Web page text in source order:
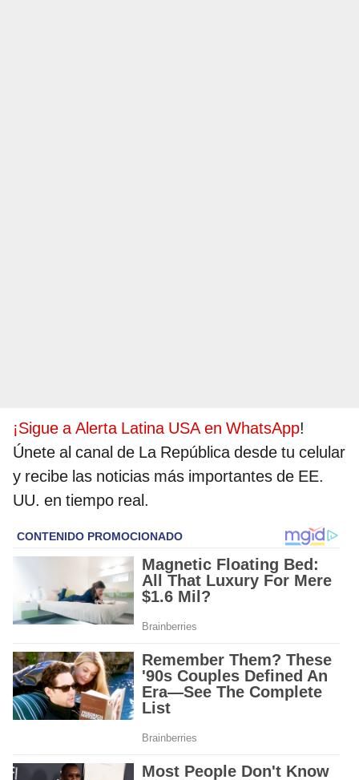
¡Sigue a Alerta Latina USA en WhatsApp!
Únete al canal de La República desde tu celular
y recibe las noticias más importantes de EE.
UU. en tiempo real.